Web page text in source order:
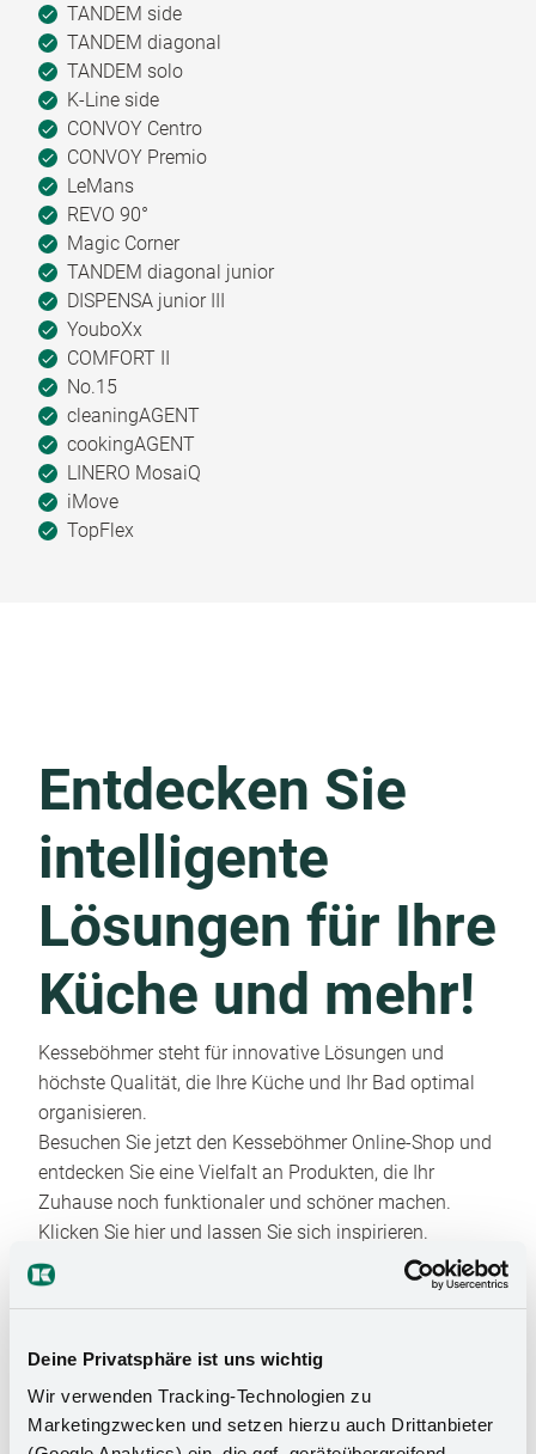
Deine Privatsphäre ist uns wichtig
Wir verwenden Tracking-Technologien zu
Marketingzwecken und setzen hierzu auch Drittanbieter
TANDEM side
TANDEM diagonal
TANDEM solo
K-Line side
CONVOY Centro
CONVOY Premio
LeMans
REVO 90°
Magic Corner
TANDEM diagonal junior
DISPENSA junior III
YouboXx
COMFORT II
No.15
cleaningAGENT
cookingAGENT
LINERO MosaiQ
iMove
TopFlex
Entdecken Sie
intelligente
Lösungen für Ihre
Küche und mehr!
Kesseböhmer steht für innovative Lösungen und
höchste Qualität, die Ihre Küche und Ihr Bad optimal
organisieren.
Besuchen Sie jetzt den Kesseböhmer Online-Shop und
entdecken Sie eine Vielfalt an Produkten, die Ihr
Zuhause noch funktionaler und schöner machen.
Klicken Sie hier und lassen Sie sich inspirieren.